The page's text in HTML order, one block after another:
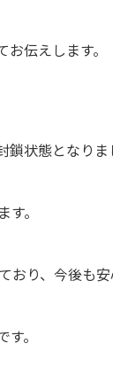
伝えします。
鎖状態となりま
。
おり、今後も
。